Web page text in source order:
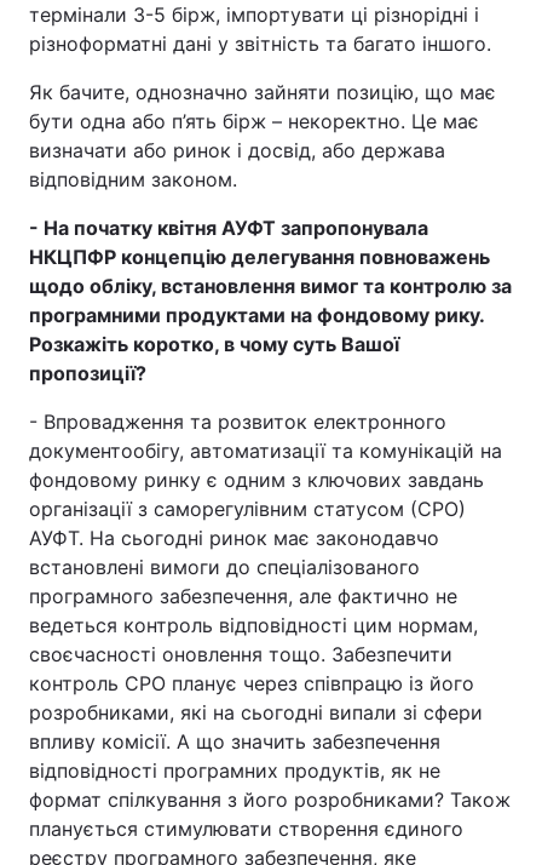
термінали 3-5 бірж, імпортувати ці різнорідні і
різноформатні дані у звітність та багато іншого.
Як бачите, однозначно зайняти позицію, що має
бути одна або п’ять бірж – некоректно. Це має
визначати або ринок і досвід, або держава
відповідним законом.
- На початку квітня АУФТ запропонувала
НКЦПФР концепцію делегування повноважень
щодо обліку, встановлення вимог та контролю за
програмними продуктами на фондовому рику.
Розкажіть коротко, в чому суть Вашої
пропозиції?
- Впровадження та розвиток електронного
документообігу, автоматизації та комунікацій на
фондовому ринку є одним з ключових завдань
організації з саморегулівним статусом (СРО)
АУФТ. На сьогодні ринок має законодавчо
встановлені вимоги до спеціалізованого
програмного забезпечення, але фактично не
ведеться контроль відповідності цим нормам,
своєчасності оновлення тощо. Забезпечити
контроль СРО планує через співпрацю із його
розробниками, які на сьогодні випали зі сфери
впливу комісії. А що значить забезпечення
відповідності програмних продуктів, як не
формат спілкування з його розробниками? Також
планується стимулювати створення єдиного
реєстру програмного забезпечення, яке